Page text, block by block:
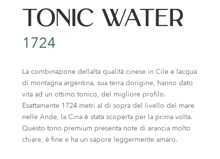
TONIC WATER
1724
La combinazione dellalta qualità cinese in Cile e lacqua
di montagna argentina, sua terra dorigine, hanno dato
vita ad un ottimo tonico, del migliore profilo.
Esattamente 1724 metri al di sopra del livello del mare
nelle Ande, la Cina è stata scoperta per la prima volta.
Questo tono premium presenta note di arancia molto
chiare, è fine e ha un sapore leggermente amaro.